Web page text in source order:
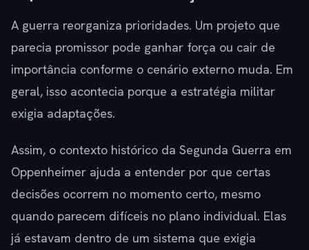
A guerra reorganiza prioridades. Um projeto que
parecia promissor pode ganhar força ou cair de
importância conforme o cenário externo muda. Em
geral, isso acontecia porque a estratégia militar
exigia adaptações.
Assim, o contexto histórico da Segunda Guerra em
Oppenheimer ajuda a entender por que certas
decisões ocorrem no momento certo, mesmo
quando parecem difíceis no plano individual. Elas
já estavam dentro de um sistema que exigia